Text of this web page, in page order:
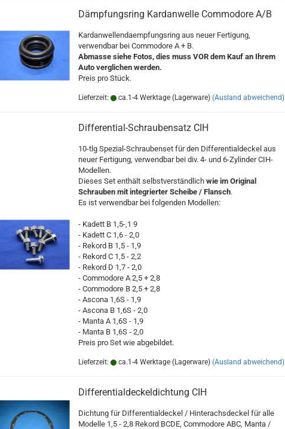
Dämpfungsring Kardanwelle Commodore A/B
Kardanwellendaempfungsring aus neuer Fertigung,
verwendbar bei Commodore A + B.
Abmasse siehe Fotos, dies muss VOR dem Kauf an Ihrem
Auto verglichen werden.
Preis pro Stück.
Lieferzeit: ca.1-4 Werktage (Lagerware) (Ausland abweichend)
Differential-Schraubensatz CIH
10-tlg Spezial-Schraubenset für den Differentialdeckel aus
neuer Fertigung, verwendbar bei div. 4- und 6-Zylinder CIH-
Modellen.
Dieses Set enthält selbstverständlich wie im Original
Schrauben mit integrierter Scheibe / Flansch.
Es ist verwendbar bei folgenden Modellen:
- Kadett B 1,5-,1 9
- Kadett C 1,6 - 2,0
- Rekord B 1,5 - 1,9
- Rekord C 1,5 - 2,2
- Rekord D 1,7 - 2,0
- Commodore A 2,5 + 2,8
- Commodore B 2,5 + 2,8
- Ascona 1,6S - 1,9
- Ascona B 1,6S - 2,0
- Manta A 1,6S - 1,9
- Manta B 1,6S - 2,0
Preis pro Set wie abgebildet.
Lieferzeit: ca.1-4 Werktage (Lagerware) (Ausland abweichend)
Differentialdeckeldichtung CIH
Dichtung für Differentialdeckel / Hinterachsdeckel für alle
Modelle 1,5 - 2,8 Rekord BCDE, Commodore ABC, Manta /